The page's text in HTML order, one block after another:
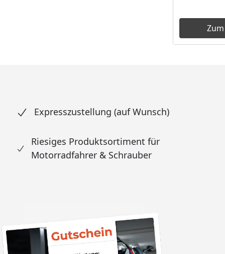
Expresszustellung (auf Wunsch)
Riesiges Produktsortiment für
Motorradfahrer & Schrauber